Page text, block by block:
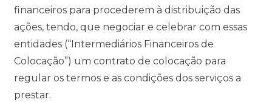
financeiros para procederem à distribuição das
ações, tendo, que negociar e celebrar com essas
entidades (“Intermediários Financeiros de
Colocação”) um contrato de colocação para
regular os termos e as condições dos serviços a
prestar.